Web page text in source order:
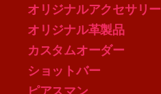
オリジナルアクセサリー
オリジナル革製品
カスタムオーダー
ショットバー